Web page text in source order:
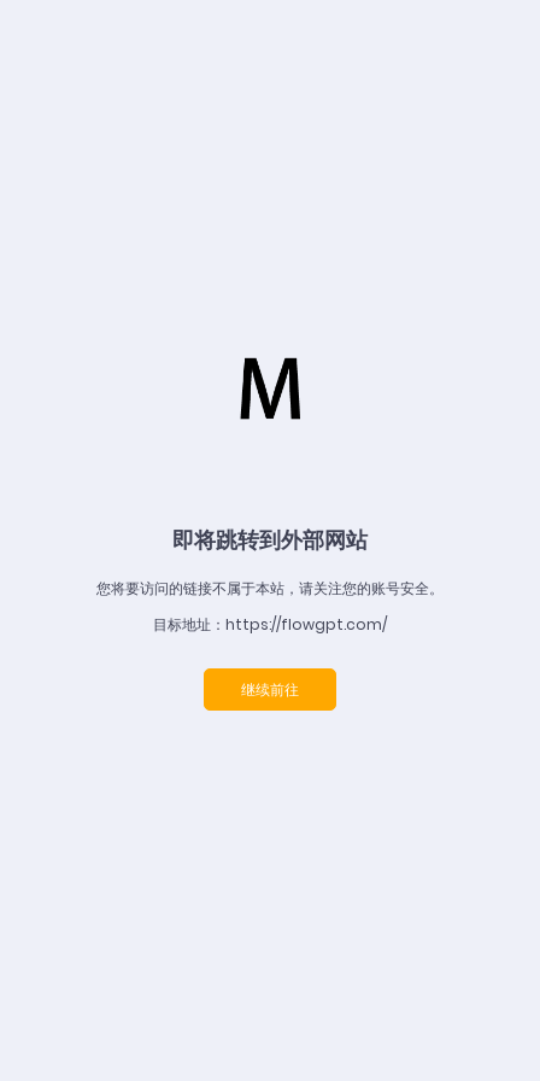
即将跳转到外部网站
您将要访问的链接不属于本站，请关注您的账号安全。
目标地址：https://flowgpt.com/
继续前往